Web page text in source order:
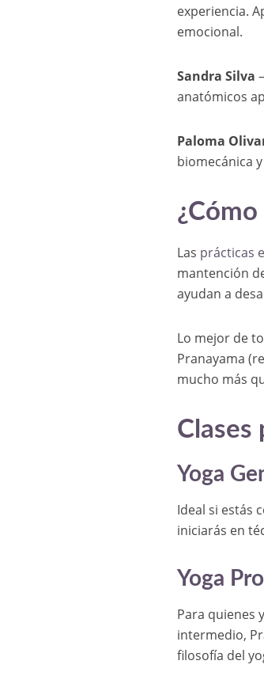
experiencia.
emocional.
Sandra Silva
anatómicos
Paloma
biomecánica
¿Cómo
Las prácticas
mantención
ayudan a
Lo mejor de
Pranayama
mucho más
Clases
Yoga
Ideal si estás
iniciarás en
Yoga
Para quienes
intermedio,
filosofía del